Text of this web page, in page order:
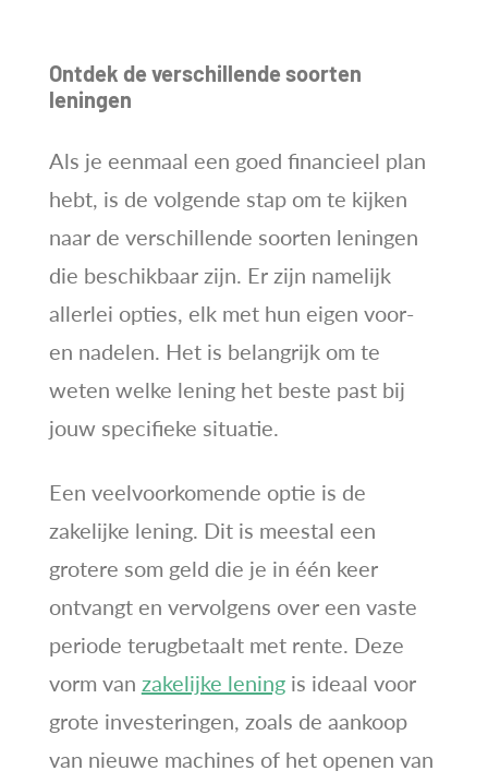
Ontdek de verschillende soorten
leningen
Als je eenmaal een goed financieel plan
hebt, is de volgende stap om te kijken
naar de verschillende soorten leningen
die beschikbaar zijn. Er zijn namelijk
allerlei opties, elk met hun eigen voor-
en nadelen. Het is belangrijk om te
weten welke lening het beste past bij
jouw specifieke situatie.
Een veelvoorkomende optie is de
zakelijke lening. Dit is meestal een
grotere som geld die je in één keer
ontvangt en vervolgens over een vaste
periode terugbetaalt met rente. Deze
vorm van zakelijke leningis ideaal voor
grote investeringen, zoals de aankoop
van nieuwe machines of het openen van